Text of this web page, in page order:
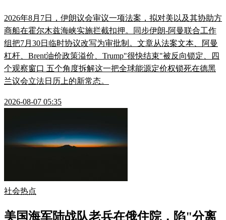
2026年8月7日，伊朗议会审议一项法案，拟对美以及其协助方
商船在霍尔木兹海峡实施拦截扣押。同步伊朗-阿曼联合工作
组把7月30日临时协议改写为审批制。文章从法案文本、阿曼
杠杆、Brent油价政策溢价、Trump"很快结束"被反向锁定、四
个观察窗口 五个角度拆解这一把全球能源定价权锁死在德黑
兰议会立法日历上的新常态。
2026-08-07 05:35
社会热点
美国海军陆战队老兵在俄住院，陷"分离